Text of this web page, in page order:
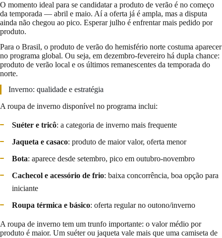
O momento ideal para se candidatar a produto de verão é no começo
da temporada — abril e maio. Aí a oferta já é ampla, mas a disputa
ainda não chegou ao pico. Esperar julho é enfrentar mais pedido por
produto.
Para o Brasil, o produto de verão do hemisfério norte costuma aparecer
no programa global. Ou seja, em dezembro-fevereiro há dupla chance:
produto de verão local e os últimos remanescentes da temporada do
norte.
Inverno: qualidade e estratégia
A roupa de inverno disponível no programa inclui:
Suéter e tricô: a categoria de inverno mais frequente
Jaqueta e casaco: produto de maior valor, oferta menor
Bota: aparece desde setembro, pico em outubro-novembro
Cachecol e acessório de frio: baixa concorrência, boa opção para
iniciante
Roupa térmica e básico: oferta regular no outono/inverno
A roupa de inverno tem um trunfo importante: o valor médio por
produto é maior. Um suéter ou jaqueta vale mais que uma camiseta de